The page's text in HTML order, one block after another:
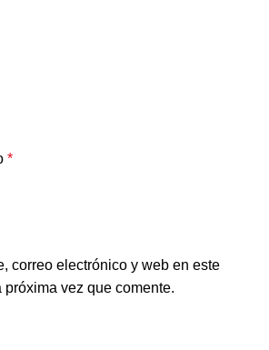
*
correo electrónico y web en este
próxima vez que comente.